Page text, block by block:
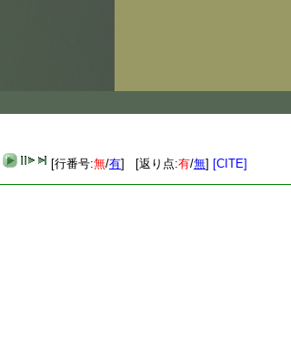
[行番号:無/有] [返り点:有/無] [CITE]